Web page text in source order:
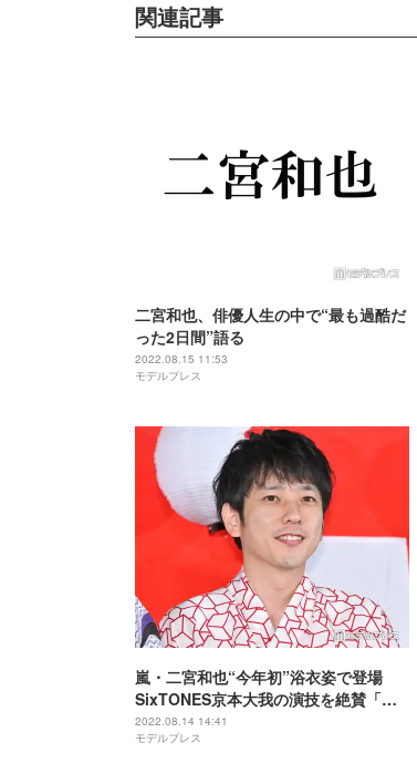
関連記事
二宮和也、俳優人生の中で“最も過酷だ
った2日間”語る
2022.08.15 11:53
モデルプレス
嵐・二宮和也“今年初”浴衣姿で登場
SixTONES京本大我の演技を絶賛「す
ごくこだわっていた」
2022.08.14 14:41
モデルプレス